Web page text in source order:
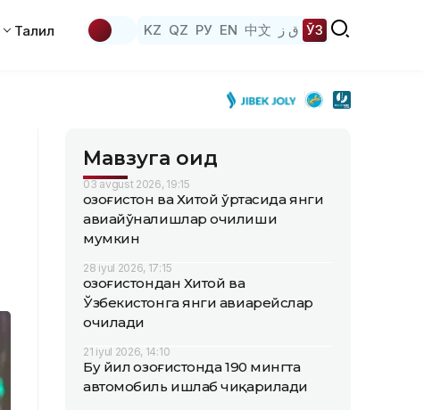
Таҳлил KZ QZ РУ EN 中文 ق ز ЎЗ
Мавзуга оид
03 avgust 2026, 19:15
Қозоғистон ва Хитой ўртасида янги
авиайўналишлар очилиши
мумкин
28 iyul 2026, 17:15
Қозоғистондан Хитой ва
Ўзбекистонга янги авиарейслар
очилади
21 iyul 2026, 14:10
Бу йил Қозоғистонда 190 мингта
автомобиль ишлаб чиқарилади